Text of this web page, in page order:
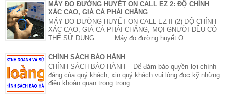
MÁY ĐO ĐƯỜNG HUYẾT ON CALL EZ 2: ĐỘ CHÍNH
XÁC CAO, GIÁ CẢ PHẢI CHĂNG
MÁY ĐO ĐƯỜNG HUYẾT ON CALL EZ II (2) ĐỘ CHÍNH
XÁC CAO, GIÁ CẢ PHẢI CHĂNG, MỌI GNƯỜI ĐỀU CÓ
THỂ SỬ DỤNG Máy đo đường huyết O...
CHÍNH SÁCH BẢO HÀNH
CHÍNH SÁCH BẢO HÀNH Để đảm bảo quyền lợi chính
đáng của quý khách, xin quý khách vui lòng đọc kỹ những
điều khoản quan trọng trong ...